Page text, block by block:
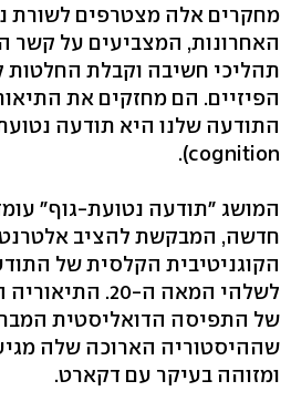
מחקרים אלה מצטרפים לשורת
האחרונות, המצביעים על קשר
תהליכי חשיבה וקבלת החלטות
הפיזיים. הם מחזקים את
cognition).
המושג "תודעה נטועת-גוף"
חדשה, המבקשת להציב
הקוגניטיבית הקלסית של
לשלהי המאה ה-
של התפיסה הדואליסטית
שההיסטוריה הארוכה שלה
ומזוהה בעיקר עם דקארט.